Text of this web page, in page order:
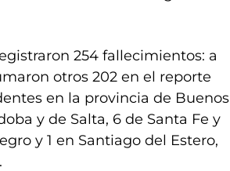
254 fallecimientos: a
otros 202 en el reporte
en la provincia de Buenos
y de Salta, 6 de Santa Fe y
y 1 en Santiago del Estero,